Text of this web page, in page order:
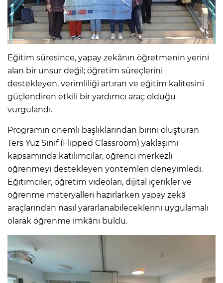
Eğitim süresince, yapay zekânın öğretmenin yerini
alan bir unsur değil; öğretim süreçlerini
destekleyen, verimliliği artıran ve eğitim kalitesini
güçlendiren etkili bir yardımcı araç olduğu
vurgulandı.
Programın önemli başlıklarından birini oluşturan
Ters Yüz Sınıf (Flipped Classroom) yaklaşımı
kapsamında katılımcılar, öğrenci merkezli
öğrenmeyi destekleyen yöntemleri deneyimledi.
Eğitimciler, öğretim videoları, dijital içerikler ve
öğrenme materyalleri hazırlarken yapay zekâ
araçlarından nasıl yararlanabileceklerini uygulamalı
olarak öğrenme imkânı buldu.